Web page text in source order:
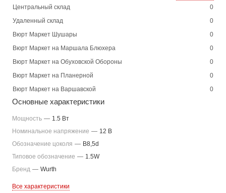
Центральный склад
0
Удаленный склад
0
Вюрт Маркет Шушары
0
Вюрт Маркет на Маршала Блюхера
0
Вюрт Маркет на Обуховской Обороны
0
Вюрт Маркет на Планерной
0
Вюрт Маркет на Варшавской
0
Основные характеристики
Мощность — 1.5 Вт
Номинальное напряжение — 12 В
Обозначение цоколя — B8,5d
Типовое обозначение — 1.5W
Бренд — Wurth
Все характеристики